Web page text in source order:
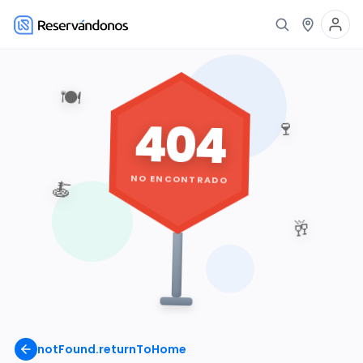
notFound.returnToHome
🍽️
🍷
🥂
🍝
404
NO ENCONTRADO